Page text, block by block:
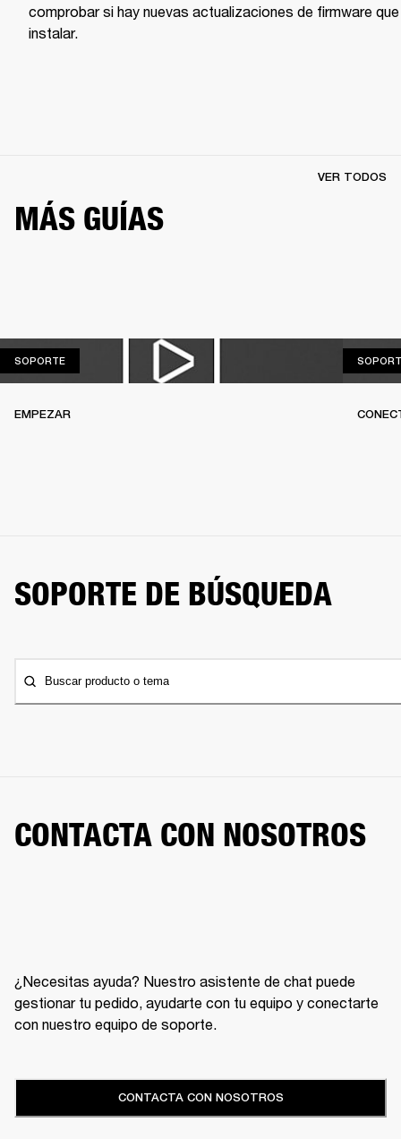
comprobar si hay nuevas actualizaciones de firmware que
instalar.
MÁS GUÍAS
VER TODOS
SOPORTESOPORTE
EMPEZAR
SOPORTE DE BÚSQUEDA
Buscar producto o tema
CONTACTA CON NOSOTROS
¿Necesitas ayuda? Nuestro asistente de chat puede
gestionar tu pedido, ayudarte con tu equipo y conectarte
con nuestro equipo de soporte.
CONTACTA CON NOSOTROS